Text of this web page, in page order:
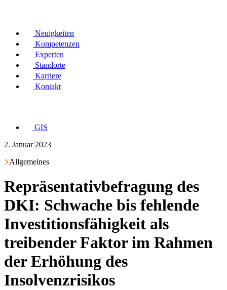
Neuigkeiten
Kompetenzen
Experten
Standorte
Karriere
Kontakt
GIS
2. Januar 2023
Allgemeines
Repräsentativbefragung des
DKI: Schwache bis fehlende
Investitionsfähigkeit als
treibender Faktor im Rahmen
der Erhöhung des
Insolvenzrisikos